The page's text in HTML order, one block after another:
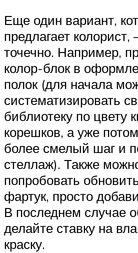
Еще один вариант,
предлагает
точечно. Например,
колор-блок в
полок (для начала
систематизировать
библиотеку по цвету
корешков, а уже
более смелый шаг и
стеллаж). Также
попробовать
фартук, просто
В последнем случае
делайте ставку на
краску.